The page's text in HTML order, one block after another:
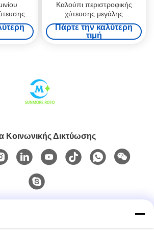
4T για
νερού
Καλούπι περιστροφικής
χύτευσης μεγάλης
χωρητικότητας βιομηχανικής
ποιότητας 3T για συνεχή
παροχή νερού
Πάρτε την καλύτερη
τιμή
Κοινωνικής Δικτύωσης